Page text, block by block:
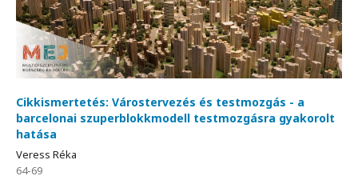
Cikkismertetés: Várostervezés és testmozgás - a
barcelonai szuperblokkmodell testmozgásra gyakorolt
hatása
Veress Réka
64-69